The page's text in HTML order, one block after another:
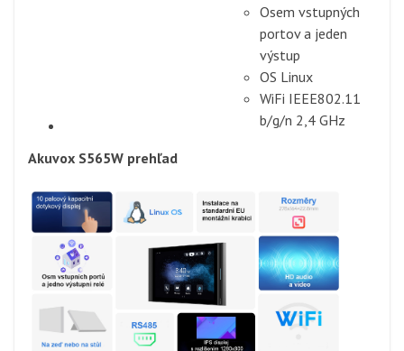
Osem vstupných
portov a jeden
výstup
OS Linux
WiFi IEEE802.11
b/g/n 2,4 GHz
Akuvox S565W prehľad